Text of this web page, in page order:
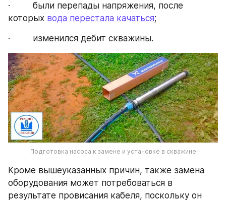
·         были перепады напряжения, после
которых вода перестала качаться;
·         изменился дебит скважины.
Подготовка насоса к замене и установке в скважине
Кроме вышеуказанных причин, также замена
оборудования может потребоваться в
результате провисания кабеля, поскольку он